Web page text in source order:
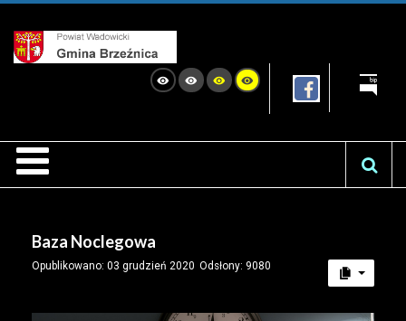
Baza Noclegowa
Opublikowano: 03 grudzień 2020 Odsłony: 9080